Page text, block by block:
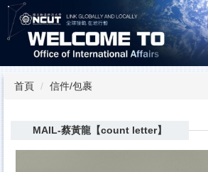
跳
到
主
內
容首頁 信件/包裹
MAIL-蔡黃龍【count letter】